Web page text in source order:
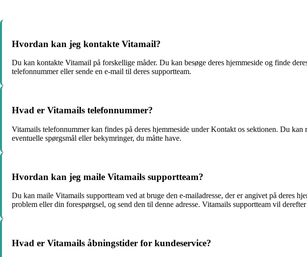
Hvordan kan jeg kontakte Vitamail?
Du kan kontakte Vitamail på forskellige måder. Du kan besøge deres hjemmeside og finde
telefonnummer eller sende en e-mail til deres supportteam.
Hvad er Vitamails telefonnummer?
Vitamails telefonnummer kan findes på deres hjemmeside under Kontakt os sektionen. Du
eventuelle spørgsmål eller bekymringer, du måtte have.
Hvordan kan jeg maile Vitamails supportteam?
Du kan maile Vitamails supportteam ved at bruge den e-mailadresse, der er angivet på deres
problem eller din forespørgsel, og send den til denne adresse. Vitamails supportteam vil
Hvad er Vitamails åbningstider for kundeservice?